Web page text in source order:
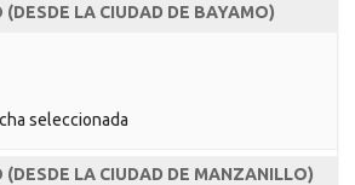
LA CIUDAD DE BAYAMO)
seleccionada
LA CIUDAD DE MANZANILLO)